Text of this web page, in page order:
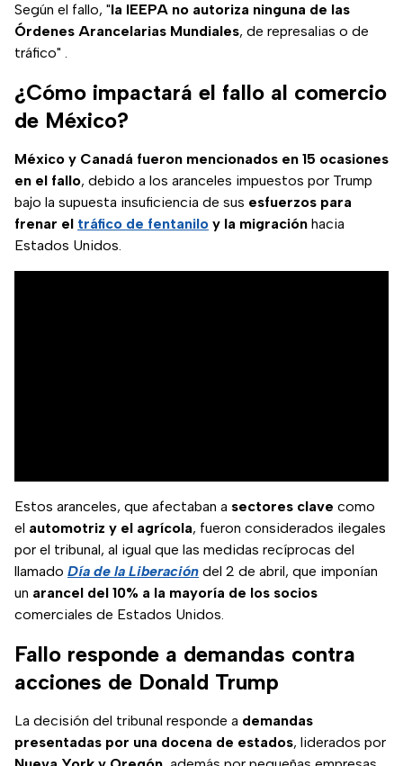
Según el fallo, "la IEEPA no autoriza ninguna de las
Órdenes Arancelarias Mundiales, de represalias o de
tráfico" .
¿Cómo impactará el fallo al comercio
de México?
México y Canadá fueron mencionados en 15 ocasiones
en el fallo, debido a los aranceles impuestos por Trump
bajo la supuesta insuficiencia de sus esfuerzos para
frenar el tráfico de fentanilo y la migración hacia
Estados Unidos.
Estos aranceles, que afectaban a sectores clave como
el automotriz y el agrícola, fueron considerados ilegales
por el tribunal, al igual que las medidas recíprocas del
llamado Día de la Liberación del 2 de abril, que imponían
un arancel del 10% a la mayoría de los socios
comerciales de Estados Unidos.
Fallo responde a demandas contra
acciones de Donald Trump
La decisión del tribunal responde a demandas
presentadas por una docena de estados, liderados por